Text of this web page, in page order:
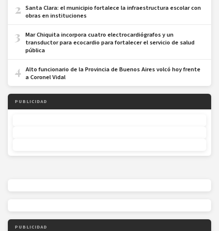
2 Santa Clara: el municipio fortalece la infraestructura escolar con
obras en instituciones
3
Mar Chiquita incorpora cuatro electrocardiógrafos y un
transductor para ecocardio para fortalecer el servicio de salud
pública
4 Alto funcionario de la Provincia de Buenos Aires volcó hoy frente
a Coronel Vidal
PUBLICIDAD
PUBLICIDAD